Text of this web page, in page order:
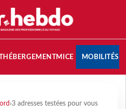
HÉBERGEMENTMICE MOBILITÉS
›3 adresses testées pour vous